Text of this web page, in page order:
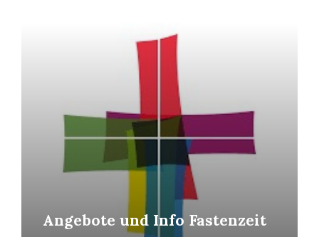
Angebote und Info Fastenzeit